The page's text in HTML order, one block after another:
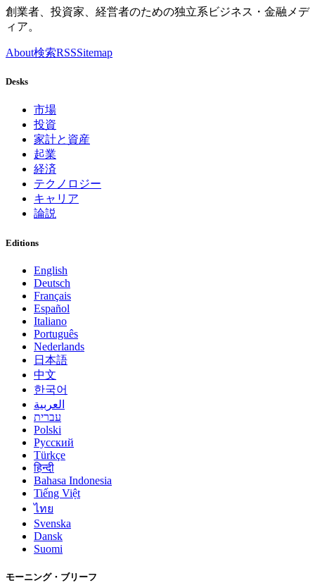
創業者、投資家、経営者のための独立系ビジネス・金融メデ
ィア。
About検索RSSSitemap
Desks
市場
投資
家計と資産
起業
経済
テクノロジー
キャリア
論説
Editions
English
Deutsch
Français
Español
Italiano
Português
Nederlands
日本語
中文
한국어
العربية
עברית
Polski
Русский
Türkçe
हिन्दी
Bahasa Indonesia
Tiếng Việt
ไทย
Svenska
Dansk
Suomi
モーニング・ブリーフ